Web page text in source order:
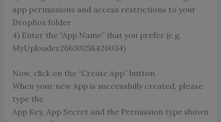
app permissions and access restrictions to your
DropBox folder
4) Enter the “App Name” that you prefer (e.g.
MyUploader26630258426034)
Now, click on the “Create App” button.
When your new App is successfully created, please
type the
App Key, App Secret and the Permission type shown